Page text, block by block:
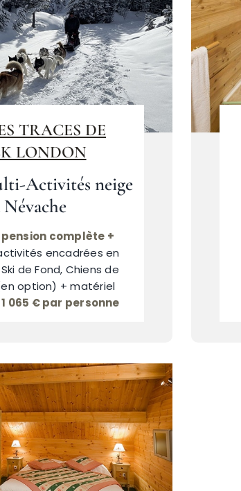
TRACES DE
LONDON
Activités neige
Névache
complète +
encadrées en
de Fond, Chiens de
option) + matériel
065 € par personne